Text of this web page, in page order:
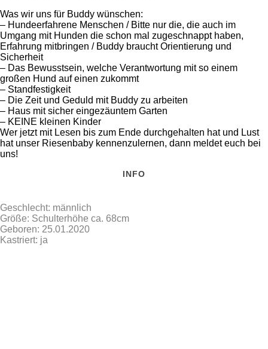
Was wir uns für Buddy wünschen:
– Hundeerfahrene Menschen / Bitte nur die, die auch im
Umgang mit Hunden die schon mal zugeschnappt haben,
Erfahrung mitbringen / Buddy braucht Orientierung und
Sicherheit
– Das Bewusstsein, welche Verantwortung mit so einem
großen Hund auf einen zukommt
– Standfestigkeit
– Die Zeit und Geduld mit Buddy zu arbeiten
– Haus mit sicher eingezäuntem Garten
– KEINE kleinen Kinder
Wer jetzt mit Lesen bis zum Ende durchgehalten hat und Lust
hat unser Riesenbaby kennenzulernen, dann meldet euch bei
uns!
INFO
Geschlecht: männlich
Größe: Schulterhöhe ca. 68cm
Geboren: 25.01.2020
Kastriert: ja